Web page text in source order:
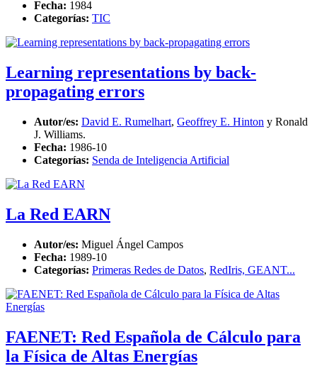
Fecha: 1984
Categorías: TIC
Learning representations by back-
propagating errors
Autor/es: David E. Rumelhart, Geoffrey E. Hinton y Ronald
J. Williams.
Fecha: 1986-10
Categorías: Senda de Inteligencia Artificial
La Red EARN
Autor/es: Miguel Ángel Campos
Fecha: 1989-10
Categorías: Primeras Redes de Datos, RedIris, GEANT...
FAENET: Red Española de Cálculo para
la Física de Altas Energías